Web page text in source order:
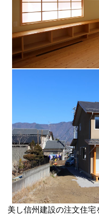
美し信州建設の注文住